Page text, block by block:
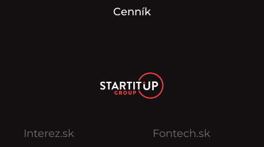
Cenník
Interez.sk
Fontech.sk